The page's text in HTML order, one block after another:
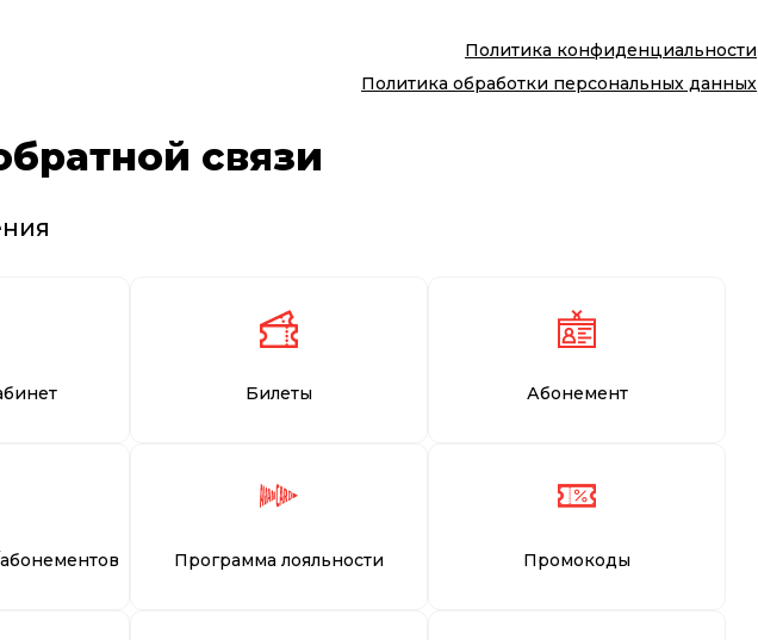
Политика конфиденциальности
Политика обработки персональных данных
связи
Билеты Абонемент
Программа лояльности Промокоды